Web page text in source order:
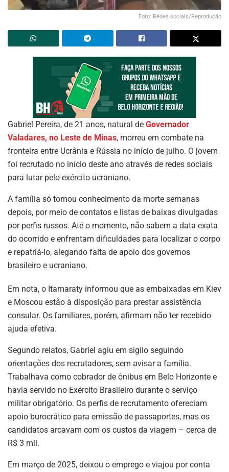
Foto: Redes sociais/Reprodução
Gabriel Pereira, de 21 anos, natural de Governador
Valadares, no Leste de Minas, morreu em combate na
fronteira entre Ucrânia e Rússia no início de julho. O jovem
foi recrutado no início deste ano através de redes sociais
para lutar pelo exército ucraniano.
A família só tomou conhecimento da morte semanas
depois, por meio de contatos e listas de baixas divulgadas
por perfis russos. Até o momento, não sabem a data exata
do ocorrido e enfrentam dificuldades para localizar o corpo
e repatriá-lo, alegando falta de apoio dos governos
brasileiro e ucraniano.
Em nota, o Itamaraty informou que as embaixadas em Kiev
e Moscou estão à disposição para prestar assistência
consular. Os familiares, porém, afirmam não ter recebido
ajuda efetiva.
Segundo relatos, Gabriel agiu em sigilo seguindo
orientações dos recrutadores, sem avisar a família.
Trabalhava como cobrador de ônibus em Belo Horizonte e
havia servido no Exército Brasileiro durante o serviço
militar obrigatório. Os perfis de recrutamento ofereciam
apoio burocrático para emissão de passaportes, mas os
candidatos arcavam com os custos da viagem – cerca de
R$ 3 mil.
Em março de 2025, deixou o emprego e viajou por conta